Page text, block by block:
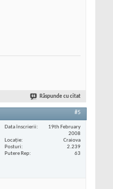
Răspunde cu citat
#5
Data înscrierii
19th February
2008
Locaţie
Craiova
Posturi
2.239
Putere Rep
63